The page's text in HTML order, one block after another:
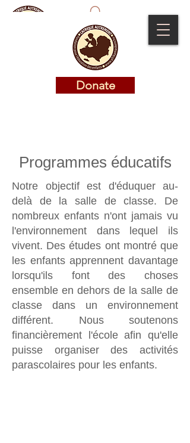
Donate
Donate
Programmes éducatifs
Notre objectif est d'éduquer au-
delà de la salle de classe. De
nombreux enfants n'ont jamais vu
l'environnement dans lequel ils
vivent. Des études ont montré que
les enfants apprennent davantage
lorsqu'ils font des choses
ensemble en dehors de la salle de
classe dans un environnement
différent. Nous soutenons
financièrement l'école afin qu'elle
puisse organiser des activités
parascolaires pour les enfants.